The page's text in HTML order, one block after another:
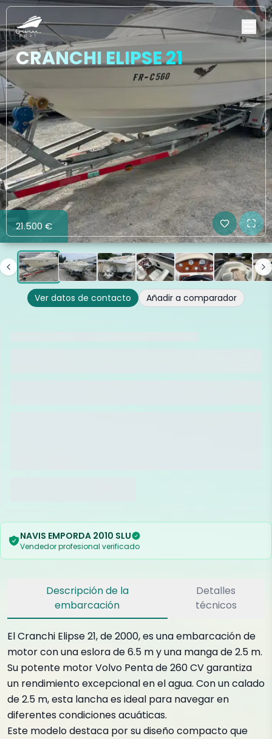
CRANCHI ELIPSE 21
21.500 €
Ver datos de contacto Añadir a comparador
NAVIS EMPORDA 2010 SLU
Vendedor profesional verificado
Descripción de la
embarcación
Detalles
técnicos
El Cranchi Elipse 21, de 2000, es una embarcación de
motor con una eslora de 6.5 m y una manga de 2.5 m.
Su potente motor Volvo Penta de 260 CV garantiza
un rendimiento excepcional en el agua. Con un calado
de 2.5 m, esta lancha es ideal para navegar en
diferentes condiciones acuáticas.
Este modelo destaca por su diseño compacto que